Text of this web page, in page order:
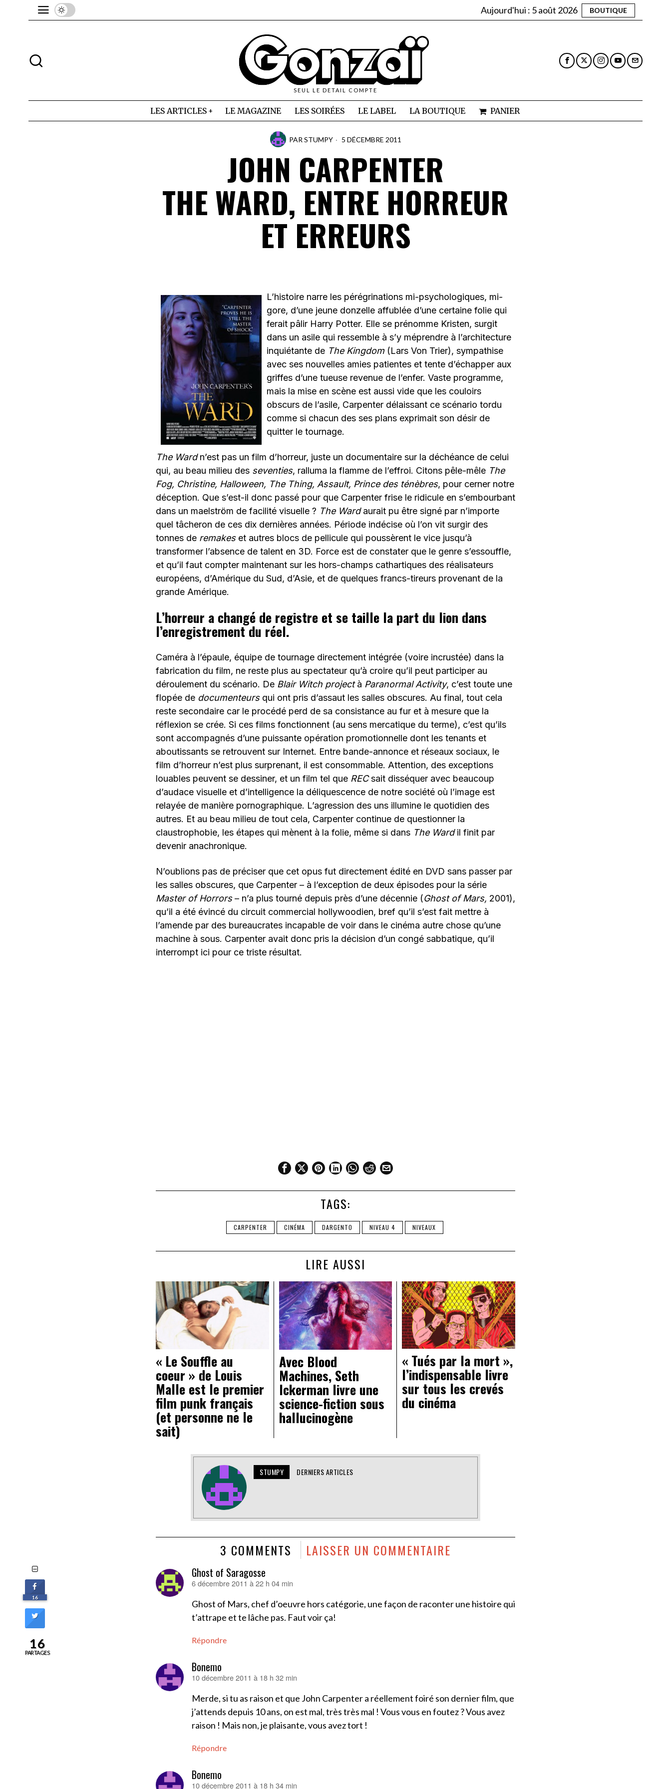
Aujourd'hui : 5 août 2026 BOUTIQUE
SEUL LE DETAIL COMPTE
LES ARTICLES LE MAGAZINE LES SOIRÉES LE LABEL LA BOUTIQUE PANIER
PAR STUMPY 5 DÉCEMBRE 2011
JOHN CARPENTER
THE WARD, ENTRE HORREUR
ET ERREURS
L’histoire narre les pérégrinations mi-psychologiques, mi-
gore, d’une jeune donzelle affublée d’une certaine folie qui
ferait pâlir Harry Potter. Elle se prénomme Kristen, surgit
dans un asile qui ressemble à s’y méprendre à l’architecture
inquiétante de The Kingdom(Lars Von Trier), sympathise
avec ses nouvelles amies patientes et tente d’échapper aux
griffes d’une tueuse revenue de l’enfer. Vaste programme,
mais la mise en scène est aussi vide que les couloirs
obscurs de l’asile, Carpenter délaissant ce scénario tordu
comme si chacun des ses plans exprimait son désir de
quitter le tournage.
The Wardn’est pas un film d’horreur, juste un documentaire sur la déchéance de celui
qui, au beau milieu des seventies, ralluma la flamme de l’effroi. Citons pêle-mêle The
Fog, Christine, Halloween, The Thing, Assault, Prince des ténèbres, pour cerner notre
déception. Que s’est-il donc passé pour que Carpenter frise le ridicule en s’embourbant
dans un maelström de facilité visuelle ? The Wardaurait pu être signé par n’importe
quel tâcheron de ces dix dernières années. Période indécise où l’on vit surgir des
tonnes de remakeset autres blocs de pellicule qui poussèrent le vice jusqu’à
transformer l’absence de talent en 3D. Force est de constater que le genre s’essouffle,
et qu’il faut compter maintenant sur les hors-champs cathartiques des réalisateurs
européens, d’Amérique du Sud, d’Asie, et de quelques francs-tireurs provenant de la
grande Amérique.
L’horreur a changé de registre et se taille la part du lion dans
l’enregistrement du réel.
Caméra à l’épaule, équipe de tournage directement intégrée (voire incrustée) dans la
fabrication du film, ne reste plus au spectateur qu’à croire qu’il peut participer au
déroulement du scénario. De Blair Witch projectà Paranormal Activity, c’est toute une
flopée de documenteursqui ont pris d’assaut les salles obscures. Au final, tout cela
reste secondaire car le procédé perd de sa consistance au fur et à mesure que la
réflexion se crée. Si ces films fonctionnent (au sens mercatique du terme), c’est qu’ils
sont accompagnés d’une puissante opération promotionnelle dont les tenants et
aboutissants se retrouvent sur Internet. Entre bande-annonce et réseaux sociaux, le
film d’horreur n’est plus surprenant, il est consommable. Attention, des exceptions
louables peuvent se dessiner, et un film tel que RECsait disséquer avec beaucoup
d’audace visuelle et d’intelligence la déliquescence de notre société où l’image est
relayée de manière pornographique. L’agression des uns illumine le quotidien des
autres. Et au beau milieu de tout cela, Carpenter continue de questionner la
claustrophobie, les étapes qui mènent à la folie, même si dans The Wardil finit par
devenir anachronique.
N’oublions pas de préciser que cet opus fut directement édité en DVD sans passer par
les salles obscures, que Carpenter – à l’exception de deux épisodes pour la série
Master of Horrors– n’a plus tourné depuis près d’une décennie (Ghost of Mars, 2001),
qu’il a été évincé du circuit commercial hollywoodien, bref qu’il s’est fait mettre à
l’amende par des bureaucrates incapable de voir dans le cinéma autre chose qu’une
machine à sous. Carpenter avait donc pris la décision d’un congé sabbatique, qu’il
interrompt ici pour ce triste résultat.
TAGS:
CARPENTER CINÉMA DARGENTO NIVEAU 4 NIVEAUX
LIRE AUSSI
« Le Souffle au
coeur » de Louis
Malle est le premier
film punk français
(et personne ne le
sait)
Avec Blood
Machines, Seth
Ickerman livre une
science-fiction sous
hallucinogène
« Tués par la mort »,
l’indispensable livre
sur tous les crevés
du cinéma
STUMPY DERNIERS ARTICLES
3 COMMENTS LAISSER UN COMMENTAIRE
Ghost of Saragosse
dit :
6 décembre 2011 à 22 h 04 min
Ghost of Mars, chef d’oeuvre hors catégorie, une façon de raconter une histoire qui
t’attrape et te lâche pas. Faut voir ça!
Répondre
Bonemo
dit :
10 décembre 2011 à 18 h 32 min
Merde, si tu as raison et que John Carpenter a réellement foiré son dernier film, que
j’attends depuis 10 ans, on est mal, très très mal ! Vous vous en foutez ? Vous avez
raison ! Mais non, je plaisante, vous avez tort !
Répondre
Bonemo
dit :
10 décembre 2011 à 18 h 34 min
16
16
PARTAGES